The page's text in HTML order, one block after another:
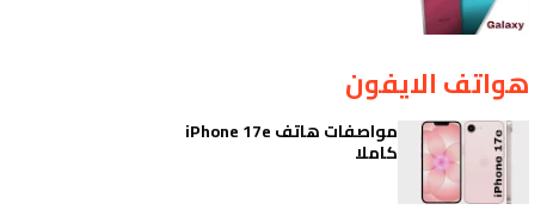
هواتف الايفون
مواصفات هاتف iPhone 17e
كاملا